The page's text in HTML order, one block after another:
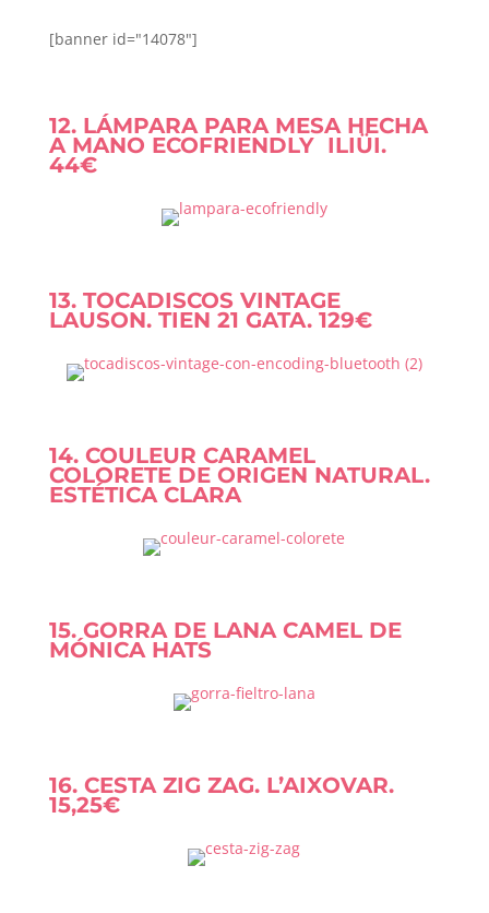
[banner id="14078"]
12. LÁMPARA PARA MESA HECHA
A MANO ECOFRIENDLY ILIÜI.
44€
13. TOCADISCOS VINTAGE
LAUSON. TIEN 21 GATA. 129€
14. COULEUR CARAMEL
COLORETE DE ORIGEN NATURAL.
ESTÉTICA CLARA
15. GORRA DE LANA CAMEL DE
MÓNICA HATS
16. CESTA ZIG ZAG. L’AIXOVAR.
15,25€